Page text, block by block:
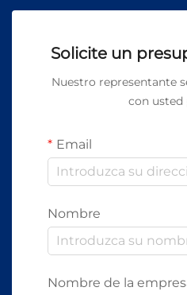
Solicite un
Nuestro representante
con usted
Email
Nombre
Nombre de la